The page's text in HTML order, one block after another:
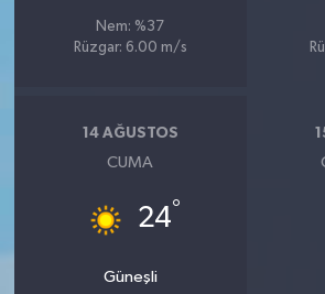
Nem: %37
Rüzgar: 6.00 m/s
14 AĞUSTOS
CUMA
24°
Güneşli